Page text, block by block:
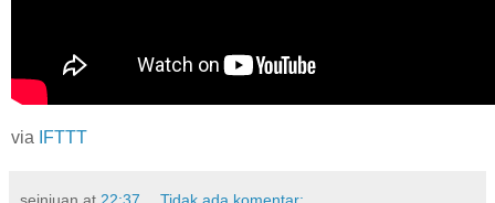
via IFTTT
seinjuan at 22:37 Tidak ada komentar: